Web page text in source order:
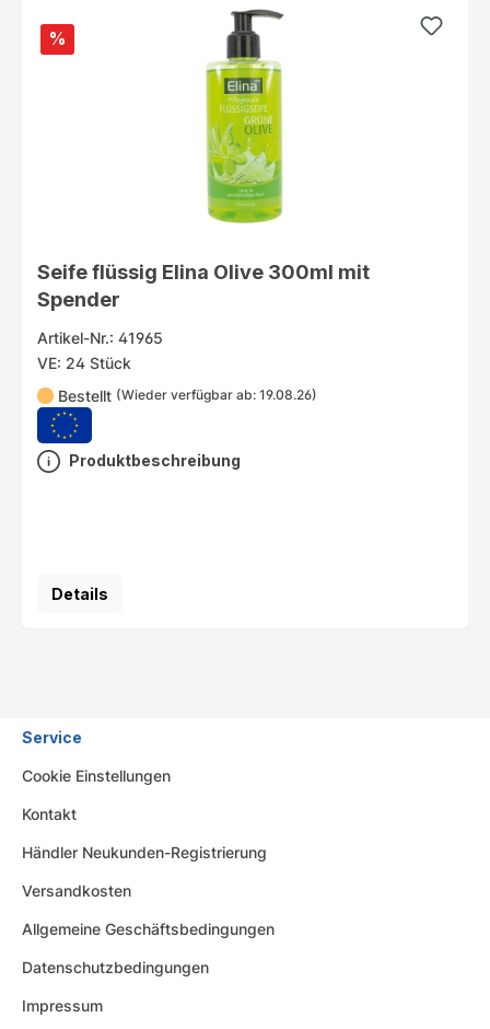
%
Seife flüssig Elina Olive 300ml mit
Spender
Artikel-Nr.: 41965
VE: 24 Stück
Bestellt (Wieder verfügbar ab: 19.08.26)
Produktbeschreibung
Details
Service
Cookie Einstellungen
Kontakt
Händler Neukunden-Registrierung
Versandkosten
Allgemeine Geschäftsbedingungen
Datenschutzbedingungen
Impressum